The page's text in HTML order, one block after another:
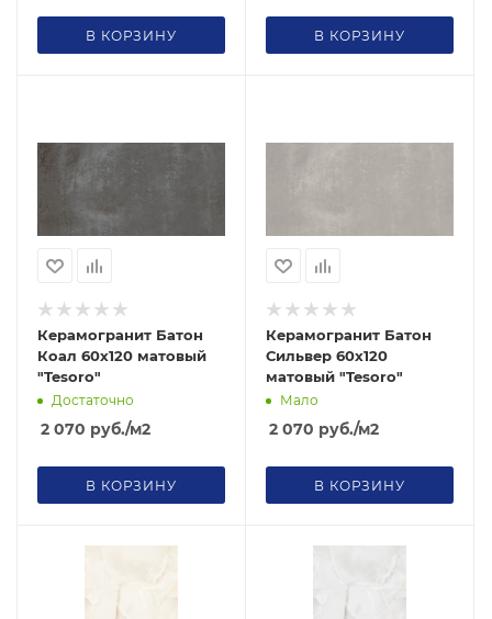
В КОРЗИНУ В КОРЗИНУ
Керамогранит Батон
Коал 60х120 матовый
"Tesoro"
Достаточно
2 070 руб./м2
В КОРЗИНУ
Керамогранит Батон
Сильвер 60х120
матовый "Tesoro"
Мало
2 070 руб./м2
В КОРЗИНУ